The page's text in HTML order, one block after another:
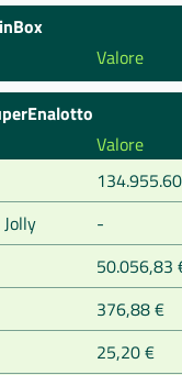
Valore
Valore
-
50.056,83
376,88 €
25,20 €